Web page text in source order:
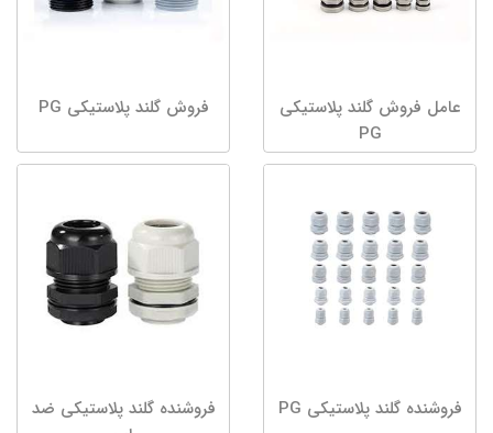
عامل فروش گلند پلاستیکی
PG
فروش گلند پلاستیکی PG
فروشنده گلند پلاستیکی PG
فروشنده گلند پلاستیکی ضد